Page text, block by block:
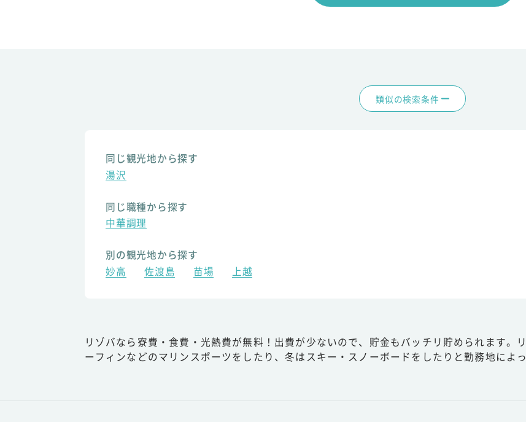
類似の検索条件
同じ観光地から探す
湯沢
同じ職種から探す
中華調理
別の観光地から探す
妙高
佐渡島 苗場 上越
リゾバなら寮費・食費・光熱費が無料！出費が少ないので、貯金もバッチリ貯められます。
ーフィンなどのマリンスポーツをしたり、冬はスキー・スノーボードをしたりと勤務地によ